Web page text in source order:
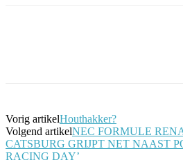
Vorig artikelHouthakker?
Volgend artikelNEC FORMULE
CATSBURG GRIJPT NET NAAST
RACING DAY’